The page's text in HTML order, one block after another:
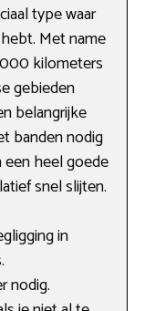
type waar
Met name
kilometers
gebieden
belangrijke
banden nodig
heel goede
snel slijten.
in
nodig.